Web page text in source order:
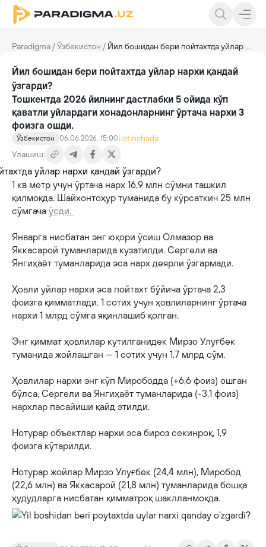
Paradigma /Ўзбекистон / Йил бошидан бери пойтахтда уйлар нархи қандай ўзгарди?
Йил бошидан бери пойтахтда уйлар нархи қандай
ўзгарди?
Тошкентда 2026 йилнинг дастлабки 5 ойида кўп
қаватли уйлардаги хонадонларнинг ўртача нархи 3
фоизга ошди.
Ўзбекистон 06.06.2026, 15:00Lotinchada
Улашиш:
1 кв метр учун ўртача нарх 16,9 млн сўмни ташкил
қилмоқда. Шайхонтоҳур туманида бу кўрсаткич 25 млн
сўмгача ўсди.
Январга нисбатан энг юқори ўсиш Олмазор ва
Яккасарой туманларида кузатилди. Сергели ва
Янгиҳаёт туманларида эса нарх деярли ўзгармади.
Ҳовли уйлар нархи эса пойтахт бўйича ўртача 2,3
фоизга қимматлади. 1 сотих учун ҳовлиларнинг ўртача
нархи 1 млрд сўмга яқинлашиб қолган.
Энг қиммат ҳовлилар кутилганидек Мирзо Улуғбек
туманида жойлашган — 1 сотих учун 1,7 млрд сўм.
Ҳовлилар нархи энг кўп Мирободда (+6,6 фоиз) ошган
бўлса, Сергели ва Янгиҳаёт туманларида (-3,1 фоиз)
нархлар пасайиши қайд этилди.
Нотурар объектлар нархи эса бироз секинроқ, 1,9
фоизга кўтарилди.
Нотурар жойлар Мирзо Улуғбек (24,4 млн), Миробод
(22,6 млн) ва Яккасарой (21,8 млн) туманларида бошқа
ҳудудларга нисбатан қимматроқ шаклланмоқда.